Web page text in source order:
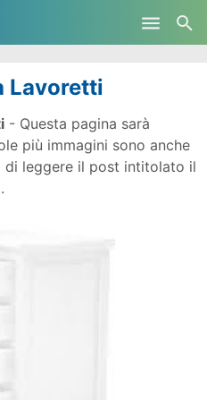
Lavoretti
- Questa pagina sarà
più immagini sono anche
di leggere il post intitolato il